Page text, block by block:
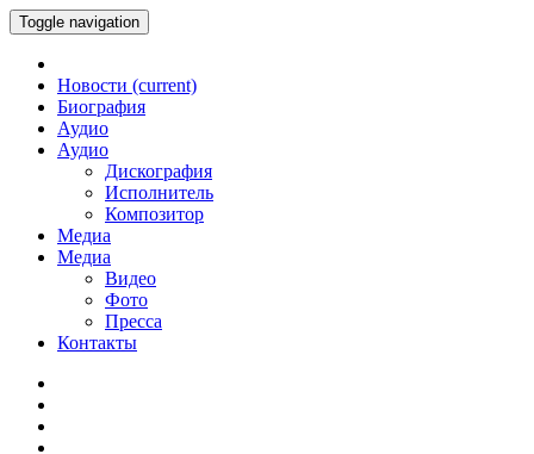
Toggle navigation
Новости (current)
Биография
Аудио
Аудио
Дискография
Исполнитель
Композитор
Медиа
Медиа
Видео
Фото
Пресса
Контакты